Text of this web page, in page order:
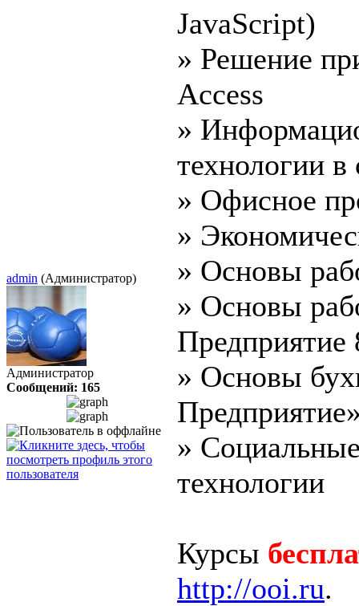
admin (Администратор)
Администратор
Сообщений: 165
JavaScript)
» Решение
Access
»
технологии
» Офисное
»
» Основы
» Основы
Предприятие
» Основы
»
технологии
Курсы
http://ooi.ru.